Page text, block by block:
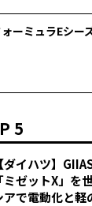
ーミュラEシー
5
【ダイハツ】
「ミゼットX」
アで電動化と軽